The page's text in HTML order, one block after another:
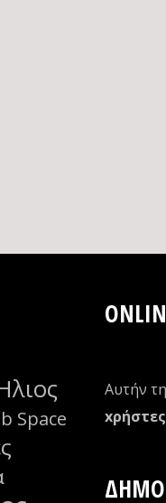
Space
Αυτήν
xρήστες